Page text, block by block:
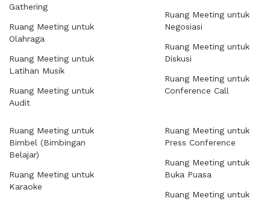
Gathering
Ruang Meeting untuk
Olahraga
Ruang Meeting untuk
Latihan Musik
Ruang Meeting untuk
Audit
Ruang Meeting untuk
Negosiasi
Ruang Meeting untuk
Diskusi
Ruang Meeting untuk
Conference Call
Ruang Meeting untuk
Bimbel (Bimbingan
Belajar)
Ruang Meeting untuk
Karaoke
Ruang Meeting untuk
Press Conference
Ruang Meeting untuk
Buka Puasa
Ruang Meeting untuk